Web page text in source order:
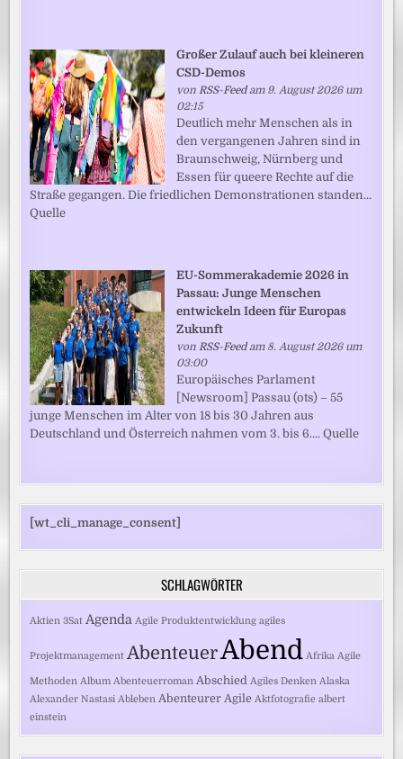
Großer Zulauf auch bei kleineren
CSD-Demos
vonRSS-Feedam 9. August 2026 um
02:15
Deutlich mehr Menschen als in
den vergangenen Jahren sind in
Braunschweig, Nürnberg und
Essen für queere Rechte auf die
Straße gegangen. Die friedlichen Demonstrationen standen...
Quelle
EU-Sommerakademie 2026 in
Passau: Junge Menschen
entwickeln Ideen für Europas
Zukunft
vonRSS-Feedam 8. August 2026 um
03:00
Europäisches Parlament
[Newsroom] Passau (ots) – 55
junge Menschen im Alter von 18 bis 30 Jahren aus
Deutschland und Österreich nahmen vom 3. bis 6.... Quelle
[wt_cli_manage_consent]
SCHLAGWÖRTER
Aktien 3Sat Agenda Agile Produktentwicklung agiles
Projektmanagement AbenteuerAbend Afrika Agile
Methoden Album Abenteuerroman Abschied Agiles Denken Alaska
Alexander Nastasi Ableben Abenteurer Agile Aktfotografie albert
einstein